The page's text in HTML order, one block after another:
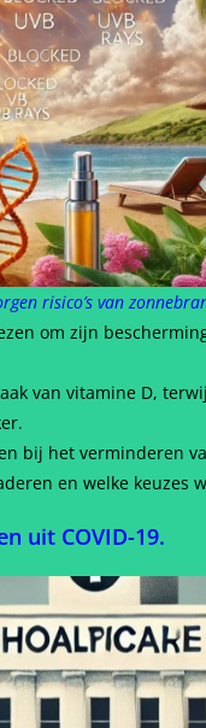
risico’s van
om zijn
van vitamine D,
bij het verminderen
en welke keuzes
uit COVID-19.